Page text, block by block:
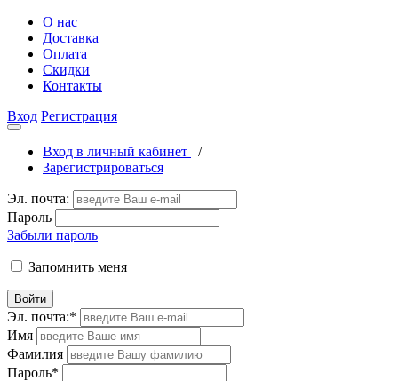
О нас
Доставка
Оплата
Скидки
Контакты
Вход Регистрация
Вход в личный кабинет
/
Зарегистрироваться
Эл. почта:
Пароль
Забыли пароль
Запомнить меня
Войти
Эл. почта:*
Имя
Фамилия
Пароль*